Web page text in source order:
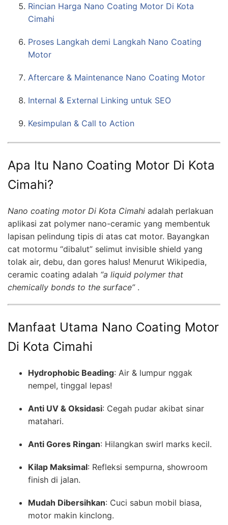
Rincian Harga Nano Coating Motor Di Kota
Cimahi
Proses Langkah demi Langkah Nano Coating
Motor
Aftercare & Maintenance Nano Coating Motor
Internal & External Linking untuk SEO
Kesimpulan & Call to Action
Apa Itu Nano Coating Motor Di Kota
Cimahi?
Nano coating motor Di Kota Cimahi adalah perlakuan
aplikasi zat polymer nano-ceramic yang membentuk
lapisan pelindung tipis di atas cat motor. Bayangkan
cat motormu “dibalut” selimut invisible shield yang
tolak air, debu, dan gores halus! Menurut Wikipedia,
ceramic coating adalah “a liquid polymer that
chemically bonds to the surface”.
Manfaat Utama Nano Coating Motor
Di Kota Cimahi
Hydrophobic Beading: Air & lumpur nggak
nempel, tinggal lepas!
Anti UV & Oksidasi: Cegah pudar akibat sinar
matahari.
Anti Gores Ringan: Hilangkan swirl marks kecil.
Kilap Maksimal: Refleksi sempurna, showroom
finish di jalan.
Mudah Dibersihkan: Cuci sabun mobil biasa,
motor makin kinclong.